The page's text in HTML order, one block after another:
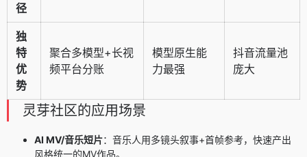
径
独
特
优
势
聚合多模型+长视
频平台分账
模型原生能
力最强
抖音流量池
庞大
灵芽社区的应用场景
AI MV/音乐短片：音乐人用多镜头叙事+首帧参考，快速产出
风格统一的MV作品。